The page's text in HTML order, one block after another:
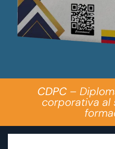
CDPC –
corporativa al